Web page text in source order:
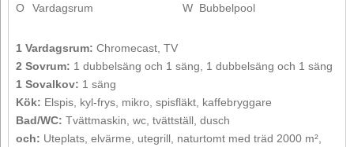
O
Vardagsrum
W Bubbelpool
1 Vardagsrum: Chromecast, TV
2 Sovrum: 1 dubbelsäng och 1 säng, 1 dubbelsäng och 1 säng
1 Sovalkov: 1 säng
Kök: Elspis, kyl-frys, mikro, spisfläkt, kaffebryggare
Bad/WC: Tvättmaskin, wc, tvättställ, dusch
och: Uteplats, elvärme, utegrill, naturtomt med träd 2000 m²,